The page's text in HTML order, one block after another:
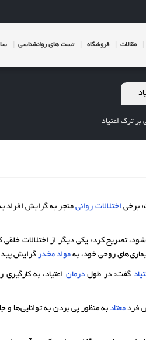
مقالات فروشگاه تست های روانشناسی
بر ترک اعتیاد
برخی اختلالات روانیمنجر به گرایش افراد
تصریح کرد: یکی دیگر از اختلالات
روحی خود، به مواد مخدر گرایش
گفت: در طولدرمان اعتیاد، به
فرد معتادبه منظور پی بردن به توانایی‌ها